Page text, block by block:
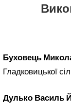
Буховець
Гладковицької
Дулько Василь